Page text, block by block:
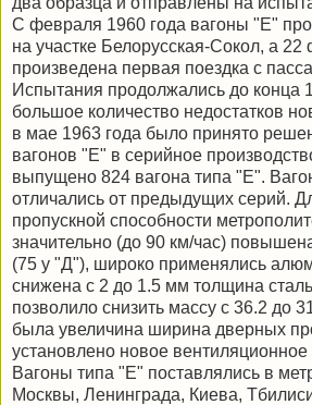
С февраля 1960 года вагоны "Е"
на участке Белорусская-Сокол, а 22
произведена первая поездка с
Испытания продолжались до конца
большое количество недостатков
в мае 1963 года было принято
вагонов "Е" в серийное
выпущено 824 вагона типа "Е".
отличались от предыдущих серий.
пропускной способности
значительно (до 90 км/час)
(75 у "Д"), широко применялись
снижена с 2 до 1.5 мм толщина
позволило снизить массу с 36.2 до
была увеличина ширина дверных
установлено новое вентиляционное
Вагоны типа "Е" поставлялись в
Москвы, Ленинграда, Киева,